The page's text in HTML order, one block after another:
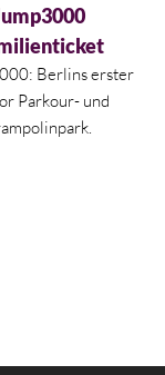
Berlins erster
Parkour- und